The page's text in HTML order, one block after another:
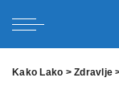
Kako Lako >Zdravlje